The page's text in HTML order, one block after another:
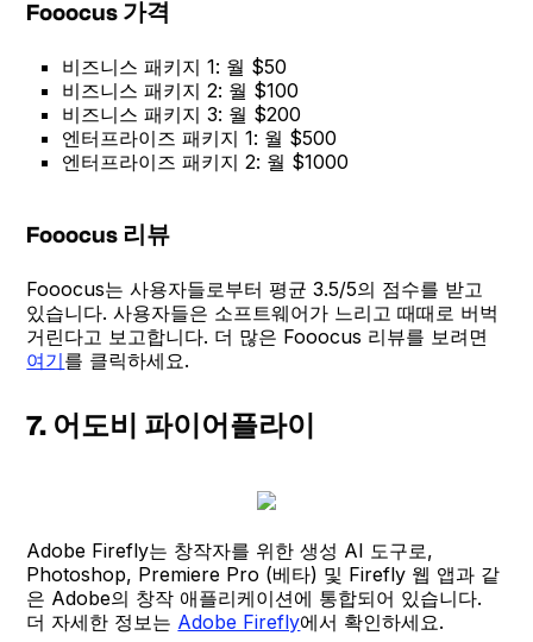
Fooocus 가격
비즈니스 패키지 1: 월 $50
비즈니스 패키지 2: 월 $100
비즈니스 패키지 3: 월 $200
엔터프라이즈 패키지 1: 월 $500
엔터프라이즈 패키지 2: 월 $1000
Fooocus 리뷰
Fooocus는 사용자들로부터 평균 3.5/5의 점수를 받고
있습니다. 사용자들은 소프트웨어가 느리고 때때로 버벅
거린다고 보고합니다. 더 많은 Fooocus 리뷰를 보려면
여기를 클릭하세요.
7. 어도비 파이어플라이
Adobe Firefly는 창작자를 위한 생성 AI 도구로,
Photoshop, Premiere Pro (베타) 및 Firefly 웹 앱과 같
은 Adobe의 창작 애플리케이션에 통합되어 있습니다.
더 자세한 정보는 Adobe Firefly에서 확인하세요.